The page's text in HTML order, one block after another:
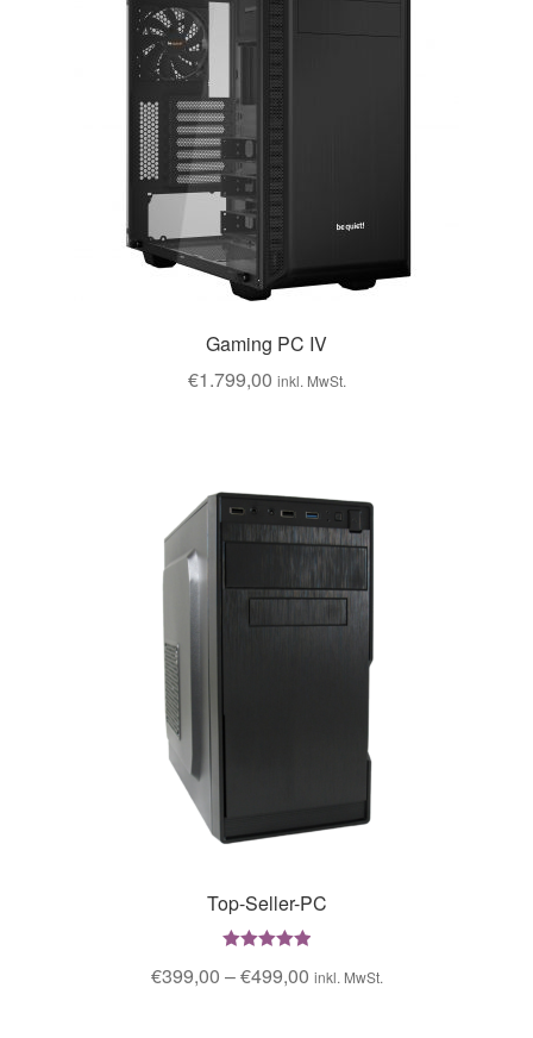
Gaming PC IV
€1.799,00 inkl. MwSt.
Top-Seller-PC
5.00 von 5
€399,00 –€499,00 inkl. MwSt.